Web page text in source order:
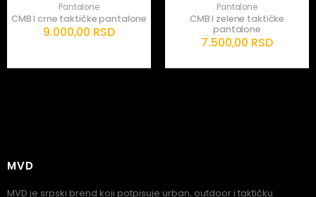
Pantalone
CMB I crne taktičke pantalone
9.000,00 RSD
Pantalone
CMB I zelene taktičke
pantalone
7.500,00 RSD
MVD
MVD je srpski brend koji potpisuje urban, outdoor i taktičku